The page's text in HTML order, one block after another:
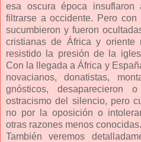
esa oscura época
filtrarse a occidente. Pero
sucumbieron y fueron
cristianas de África y oriente
resistido la presión de la
Con la llegada a África y
novacianos, donatistas,
gnósticos, desaparecieron
ostracismo del silencio, pero
no por la oposición o
otras razones menos conocidas.
También veremos